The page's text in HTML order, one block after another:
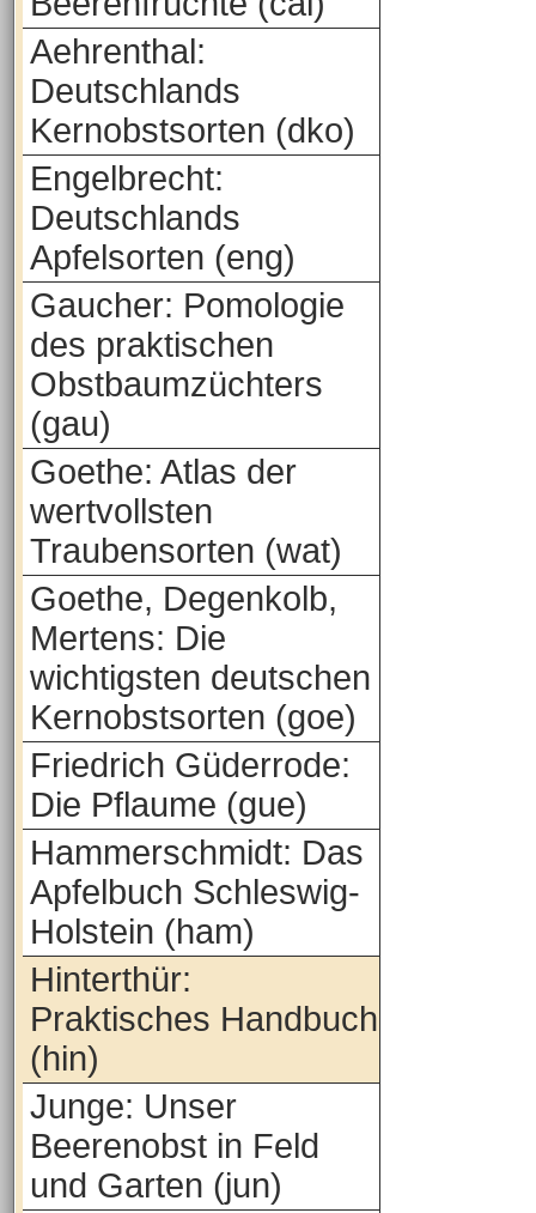
Aehrenthal:
Deutschlands
Kernobstsorten (dko)
Engelbrecht:
Deutschlands
Apfelsorten (eng)
Gaucher: Pomologie
des praktischen
Obstbaumzüchters
(gau)
Goethe: Atlas der
wertvollsten
Traubensorten (wat)
Goethe, Degenkolb,
Mertens: Die
wichtigsten deutschen
Kernobstsorten (goe)
Friedrich Güderrode:
Die Pflaume (gue)
Hammerschmidt: Das
Apfelbuch Schleswig-
Holstein (ham)
Hinterthür:
Praktisches Handbuch
(hin)
Junge: Unser
Beerenobst in Feld
und Garten (jun)